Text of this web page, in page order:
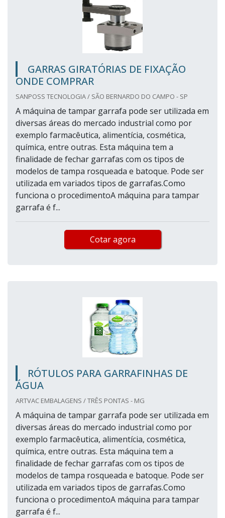
GARRAS GIRATÓRIAS DE FIXAÇÃO
ONDE COMPRAR
SANPOSS TECNOLOGIA / SÃO BERNARDO DO CAMPO - SP
A máquina de tampar garrafa pode ser utilizada em
diversas áreas do mercado industrial como por
exemplo farmacêutica, alimentícia, cosmética,
química, entre outras. Esta máquina tem a
finalidade de fechar garrafas com os tipos de
modelos de tampa rosqueada e batoque. Pode ser
utilizada em variados tipos de garrafas.Como
funciona o procedimentoA máquina para tampar
garrafa é f...
Cotar agora
RÓTULOS PARA GARRAFINHAS DE
ÁGUA
ARTVAC EMBALAGENS / TRÊS PONTAS - MG
A máquina de tampar garrafa pode ser utilizada em
diversas áreas do mercado industrial como por
exemplo farmacêutica, alimentícia, cosmética,
química, entre outras. Esta máquina tem a
finalidade de fechar garrafas com os tipos de
modelos de tampa rosqueada e batoque. Pode ser
utilizada em variados tipos de garrafas.Como
funciona o procedimentoA máquina para tampar
garrafa é f...